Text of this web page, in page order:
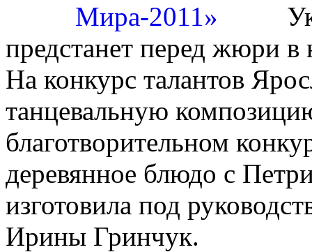
предстанет перед жюри
На конкурс талантов
танцевальную
благотворительном
деревянное блюдо с
изготовила под
Ирины Гринчук.